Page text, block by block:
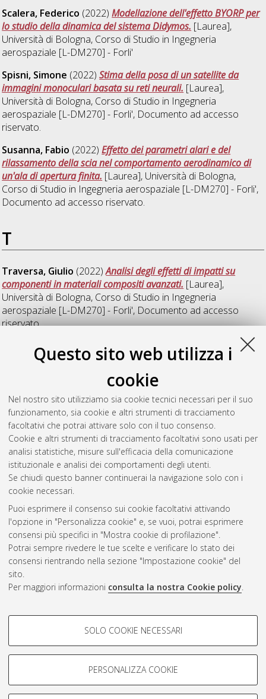
Questo sito web utilizza i
cookie
Nel nostro sito utilizziamo sia cookie tecnici necessari per il suo
funzionamento, sia cookie e altri strumenti di tracciamento
facoltativi che potrai attivare solo con il tuo consenso.
Cookie e altri strumenti di tracciamento facoltativi sono usati per
analisi statistiche, misure sull'efficacia della comunicazione
istituzionale e analisi dei comportamenti degli utenti.
Se chiudi questo banner continuerai la navigazione solo con i
cookie necessari.
Puoi esprimere il consenso sui cookie facoltativi attivando
l'opzione in "Personalizza cookie" e, se vuoi, potrai esprimere
consensi più specifici in "Mostra cookie di profilazione".
Potrai sempre rivedere le tue scelte e verificare lo stato dei
consensi rientrando nella sezione "Impostazione cookie" del
sito.
Per maggiori informazioni consulta la nostra Cookie policy.
COOKIE DI PROFILAZIONE -
Si tratta di cookie utilizzati per analizzare le caratteristiche della
navigazione degli utenti, creare profili in base al loro comportamento
Mostra cookie di profilazione
SOLO COOKIE NECESSARI
PERSONALIZZA COOKIE
Scalera, Federico (2022)Modellazione dell'effetto BYORP per
lo studio della dinamica del sistema Didymos. [Laurea],
Università di Bologna, Corso di Studio in Ingegneria
aerospaziale [L-DM270] - Forli'
Spisni, Simone (2022)Stima della posa di un satellite da
immagini monoculari basata su reti neurali. [Laurea],
Università di Bologna, Corso di Studio in Ingegneria
aerospaziale [L-DM270] - Forli', Documento ad accesso
riservato.
Susanna, Fabio (2022)Effetto dei parametri alari e del
rilassamento della scia nel comportamento aerodinamico di
un'ala di apertura finita. [Laurea], Università di Bologna,
Corso di Studio in Ingegneria aerospaziale [L-DM270] - Forli',
Documento ad accesso riservato.
T
Traversa, Giulio (2022)Analisi degli effetti di impatti su
componenti in materiali compositi avanzati. [Laurea],
Università di Bologna, Corso di Studio in Ingegneria
aerospaziale [L-DM270] - Forli', Documento ad accesso
riservato.
simulativo per validazione di sistemi di navigazione GPS in LEO.
[Laurea], Università di Bologna, Corso di Studio inIngegneria
aerospaziale [L-DM270] - Forli', Documento ad accesso
riservato.
Questa lista e' stata generata ilFri Aug 7 20:34:51 2026 CEST
Atom
Rss 1.0
Rss 2.0
AMS Laurea
Impostazioni Cookie
Informativa sulla privacy
Condizioni d’uso del sito